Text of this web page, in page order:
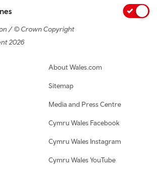
/ © Crown Copyright
2026
About Wales.com
Sitemap
Media and Press Centre
Cymru Wales Facebook
Cymru Wales Instagram
Cymru Wales YouTube